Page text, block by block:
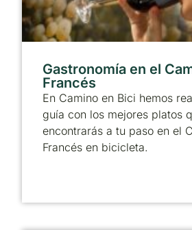
Gastronomía en el
Francés
En Camino en Bici hemos
guía con los mejores platos
encontrarás a tu paso en el
Francés en bicicleta.